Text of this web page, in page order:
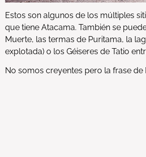
Estos son algunos de los múltiples
que tiene Atacama. También se
Muerte, las termas de Puritama, la
explotada) o los Géiseres de Tatio
No somos creyentes pero la frase de